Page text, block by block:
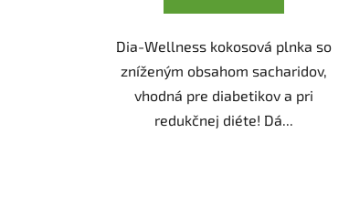
Dia-Wellness kokosová plnka so
zníženým obsahom sacharidov,
vhodná pre diabetikov a pri
redukčnej diéte! Dá...